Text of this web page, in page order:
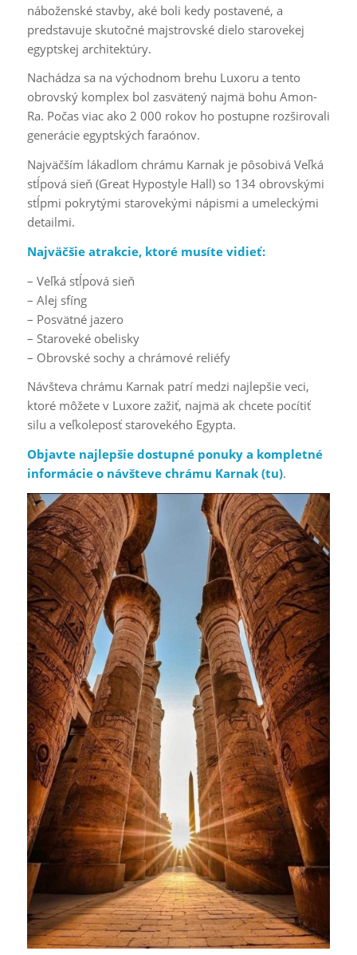
náboženské stavby, aké boli kedy postavené, a
predstavuje skutočné majstrovské dielo starovekej
egyptskej architektúry.
Nachádza sa na východnom brehu Luxoru a tento
obrovský komplex bol zasvätený najmä bohu Amon-
Ra. Počas viac ako 2 000 rokov ho postupne rozširovali
generácie egyptských faraónov.
Najväčším lákadlom chrámu Karnak je pôsobivá Veľká
stĺpová sieň (Great Hypostyle Hall) so 134 obrovskými
stĺpmi pokrytými starovekými nápismi a umeleckými
detailmi.
Najväčšie atrakcie, ktoré musíte vidieť:
– Veľká stĺpová sieň
– Alej sfíng
– Posvätné jazero
– Staroveké obelisky
– Obrovské sochy a chrámové reliéfy
Návšteva chrámu Karnak patrí medzi najlepšie veci,
ktoré môžete v Luxore zažiť, najmä ak chcete pocítiť
silu a veľkoleposť starovekého Egypta.
Objavte najlepšie dostupné ponuky a kompletné
informácie o návšteve chrámu Karnak (tu).